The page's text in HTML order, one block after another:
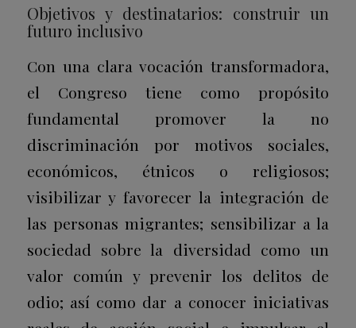
Objetivos y destinatarios: construir un
futuro inclusivo
Con una clara vocación transformadora,
el Congreso tiene como propósito
fundamental promover la no
discriminación por motivos sociales,
económicos, étnicos o religiosos;
visibilizar y favorecer la integración de
las personas migrantes; sensibilizar a la
sociedad sobre la diversidad como un
valor común y prevenir los delitos de
odio; así como dar a conocer iniciativas